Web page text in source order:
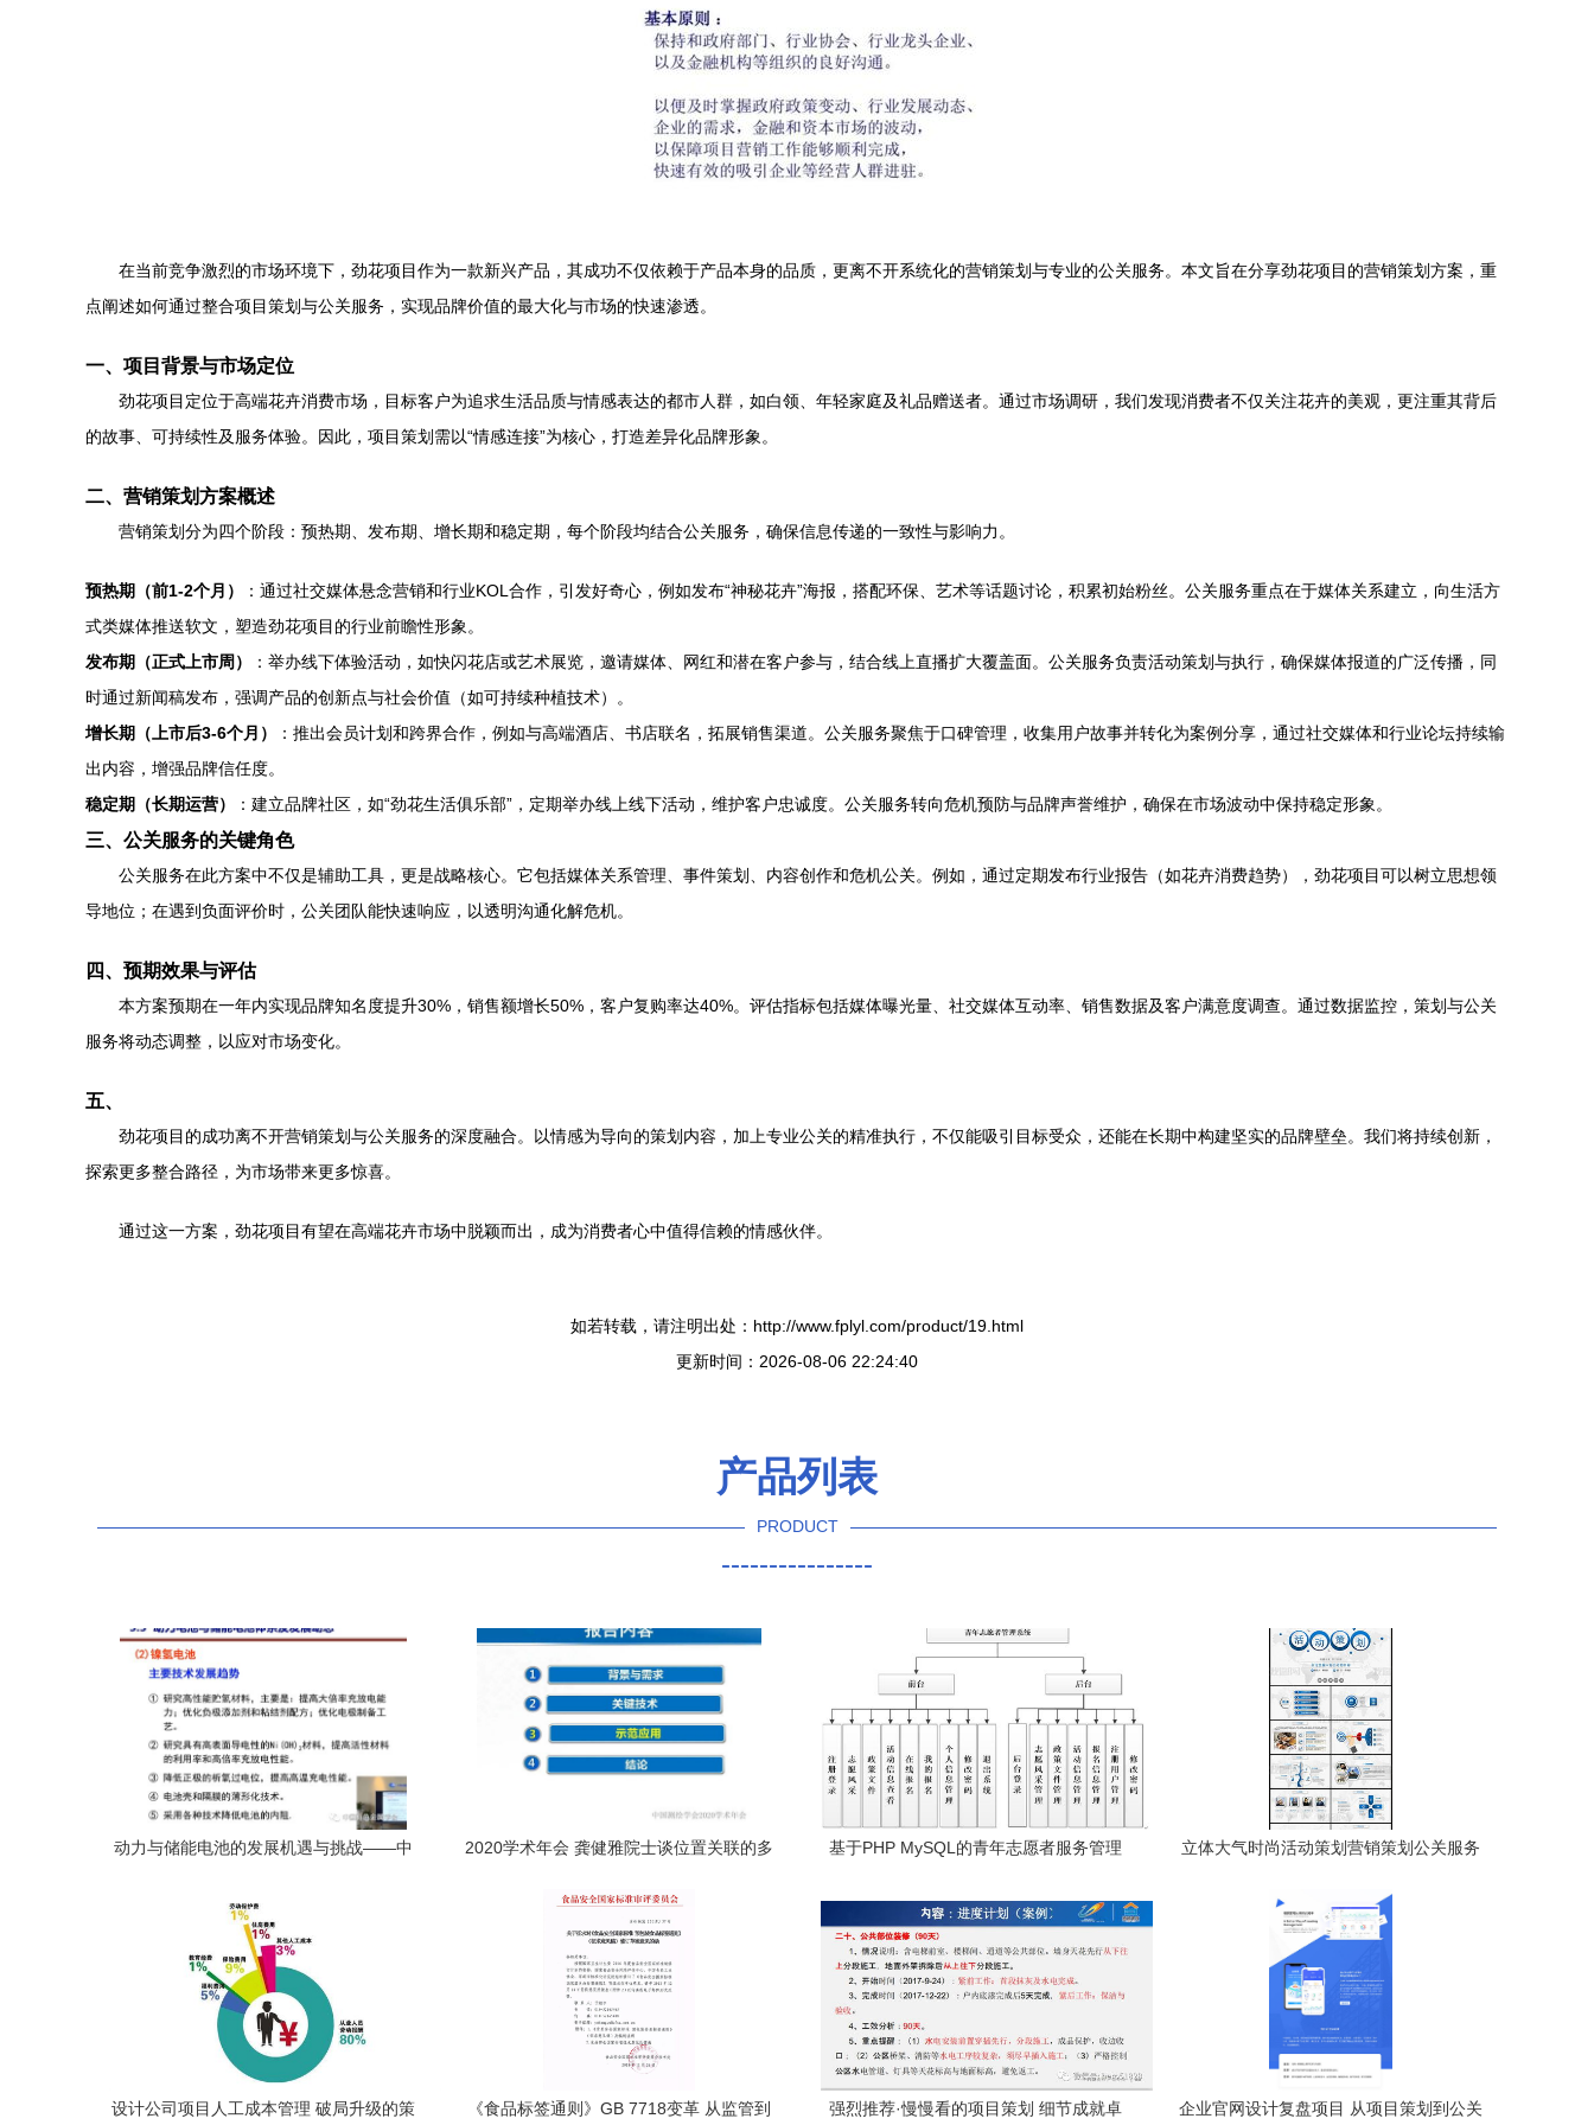
在当前竞争激烈的市场环境下，劲花项目作为一款新兴产品，其成功不仅依赖于产品本身的品质，更离不开系统化的营销策划与专业的公关服务。本文旨在分享劲花项目的营销策划方案，重
点阐述如何通过整合项目策划与公关服务，实现品牌价值的最大化与市场的快速渗透。
一、项目背景与市场定位
劲花项目定位于高端花卉消费市场，目标客户为追求生活品质与情感表达的都市人群，如白领、年轻家庭及礼品赠送者。通过市场调研，我们发现消费者不仅关注花卉的美观，更注重其背后
的故事、可持续性及服务体验。因此，项目策划需以“情感连接”为核心，打造差异化品牌形象。
二、营销策划方案概述
营销策划分为四个阶段：预热期、发布期、增长期和稳定期，每个阶段均结合公关服务，确保信息传递的一致性与影响力。
预热期（前1-2个月）
：通过社交媒体悬念营销和行业KOL合作，引发好奇心，例如发布“神秘花卉”海报，搭配环保、艺术等话题讨论，积累初始粉丝。公关服务重点在于媒体关系建立，向生活方
式类媒体推送软文，塑造劲花项目的行业前瞻性形象。
发布期（正式上市周）
：举办线下体验活动，如快闪花店或艺术展览，邀请媒体、网红和潜在客户参与，结合线上直播扩大覆盖面。公关服务负责活动策划与执行，确保媒体报道的广泛传播，同
时通过新闻稿发布，强调产品的创新点与社会价值（如可持续种植技术）。
增长期（上市后3-6个月）
：推出会员计划和跨界合作，例如与高端酒店、书店联名，拓展销售渠道。公关服务聚焦于口碑管理，收集用户故事并转化为案例分享，通过社交媒体和行业论坛持续输
出内容，增强品牌信任度。
稳定期（长期运营）
：建立品牌社区，如“劲花生活俱乐部”，定期举办线上线下活动，维护客户忠诚度。公关服务转向危机预防与品牌声誉维护，确保在市场波动中保持稳定形象。
三、公关服务的关键角色
公关服务在此方案中不仅是辅助工具，更是战略核心。它包括媒体关系管理、事件策划、内容创作和危机公关。例如，通过定期发布行业报告（如花卉消费趋势），劲花项目可以树立思想领
导地位；在遇到负面评价时，公关团队能快速响应，以透明沟通化解危机。
四、预期效果与评估
本方案预期在一年内实现品牌知名度提升30%，销售额增长50%，客户复购率达40%。评估指标包括媒体曝光量、社交媒体互动率、销售数据及客户满意度调查。通过数据监控，策划与公关
服务将动态调整，以应对市场变化。
五、
劲花项目的成功离不开营销策划与公关服务的深度融合。以情感为导向的策划内容，加上专业公关的精准执行，不仅能吸引目标受众，还能在长期中构建坚实的品牌壁垒。我们将持续创新，
探索更多整合路径，为市场带来更多惊喜。
通过这一方案，劲花项目有望在高端花卉市场中脱颖而出，成为消费者心中值得信赖的情感伙伴。
如若转载，请注明出处：http://www.fplyl.com/product/19.html
更新时间：2026-08-06 22:24:40
产品列表
PRODUCT
----------------
动力与储能电池的发展机遇与挑战——中
2020学术年会 龚健雅院士谈位置关联的多
策划与公关服务的创新思考
基于PHP MySQL的青年志愿者服务管理
全链路解析
立体大气时尚活动策划营销策划公关服务
设计公司项目人工成本管理 破局升级的策
《食品标签通则》GB 7718变革 从监管到
强烈推荐·慢慢看的项目策划 细节成就卓
企业官网设计复盘项目 从项目策划到公关